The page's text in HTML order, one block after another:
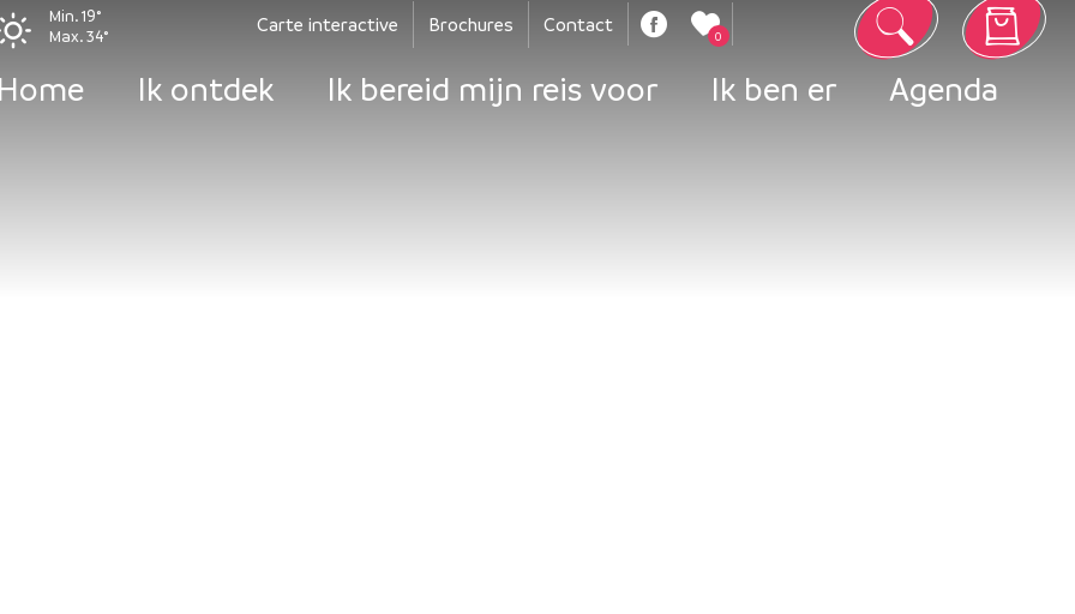
Ik ontdek Ik bereid mijn reis voor Ik ben er Agenda
Carte interactive Brochures Contact
0
Min. 19°
Max. 34°